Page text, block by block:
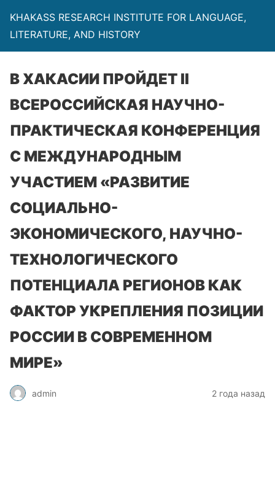
KHAKASS RESEARCH INSTITUTE FOR LANGUAGE,
LITERATURE, AND HISTORY
В ХАКАСИИ ПРОЙДЕТ II
ВСЕРОССИЙСКАЯ НАУЧНО-
ПРАКТИЧЕСКАЯ КОНФЕРЕНЦИЯ
С МЕЖДУНАРОДНЫМ
УЧАСТИЕМ «РАЗВИТИЕ
СОЦИАЛЬНО-
ЭКОНОМИЧЕСКОГО, НАУЧНО-
ТЕХНОЛОГИЧЕСКОГО
ПОТЕНЦИАЛА РЕГИОНОВ КАК
ФАКТОР УКРЕПЛЕНИЯ ПОЗИЦИИ
РОССИИ В СОВРЕМЕННОМ
МИРЕ»
admin 2 года назад